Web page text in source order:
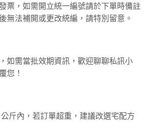
票，如需開立統一編號請於下單時備註
無法補開或更改統編，請特別留意。
如需當批效期資訊，歡迎聊聊私訊小
您！
斤內，若訂單超重，建議改選宅配方